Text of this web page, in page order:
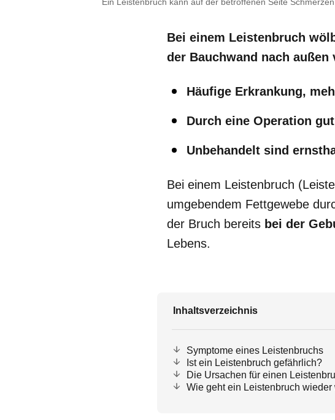
Bei einem Leistenbruch
der Bauchwand nach
Häufige Erkrankung,
Durch eine Operation
Unbehandelt sind
Bei einem Leistenbruch
umgebendem Fettgewebe
der Bruch bereits bei der
Lebens.
Inhaltsverzeichnis
Symptome eines Leistenbruchs
Ist ein Leistenbruch gefährlich?
Die Ursachen für einen
Wie geht ein Leistenbruch wieder